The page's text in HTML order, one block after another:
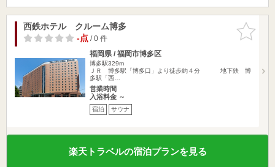
お気に入
りに追加
西鉄ホテル クルーム博多
-点/ 0 件
福岡県 / 福岡市博多区
博多駅329m
ＪＲ 博多駅「博多口」より徒歩約４分 地下鉄 博
多駅「西…
営業時間
入浴料金 ～
宿泊 サウナ
楽天トラベルの宿泊プランを見る